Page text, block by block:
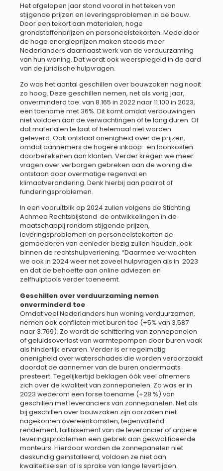
Het afgelopen jaar stond vooral in het teken van
stijgende prijzen en leveringsproblemen in de bouw.
Door een tekort aan materialen, hoge
grondstoffenprijzen en personeelstekorten. Mede door
de hoge energieprijzen maken steeds meer
Nederlanders daarnaast werk van de verduurzaming
van hun woning. Dat wordt ook weerspiegeld in de aard
van de juridische hulpvragen.
Zo was het aantal geschillen over bouwzaken nog nooit
zo hoog. Deze geschillen nemen, net als vorig jaar,
onverminderd toe: van 8.165 in 2022 naar 11.100 in 2023,
een toename met 36%. Dit komt omdat verbouwingen
niet voldoen aan de verwachtingen of te lang duren. Of
dat materialen te laat of helemaal niet worden
geleverd. Ook ontstaat onenigheid over de prijzen,
omdat aannemers de hogere inkoop- en loonkosten
doorberekenen aan klanten. Verder kregen we meer
vragen over verborgen gebreken aan de woning die
ontstaan door overmatige regenval en
klimaatverandering. Denk hierbij aan paalrot of
funderingsproblemen.
In een vooruitblik op 2024 zullen volgens de Stichting
Achmea Rechtsbijstand de ontwikkelingen in de
maatschappij rondom stijgende prijzen,
leveringsproblemen en personeelstekorten de
gemoederen van eenieder bezig zullen houden, ook
binnen de rechtshulpverlening. “Daarmee verwachten
we ook in 2024 weer net zoveel hulpvragen als in 2023
en dat de behoefte aan online adviezen en
zelfhulptools verder toeneemt.
Geschillen over verduurzaming nemen
onverminderd toe
Omdat veel Nederlanders hun woning verduurzamen,
nemen ook conflicten met buren toe (+5% van 3.587
naar 3.769). Zo wordt de schittering van zonnepanelen
of geluidsoverlast van warmtepompen door buren vaak
als hinderlijk ervaren. Verder is er regelmatig
onenigheid over waterschades die worden veroorzaakt
doordat de aannemer van de buren ondermaats
presteert. Tegelijkertijd beklagen óók veel afnemers
zich over de kwaliteit van zonnepanelen. Zo was er in
2023 wederom een forse toename (+28 %) van
geschillen met leveranciers van zonnepanelen. Net als
bij geschillen over bouwzaken zijn oorzaken niet
nagekomen overeenkomsten, tegenvallend
rendement, faillissement van de leverancier of andere
leveringsproblemen een gebrek aan gekwalificeerde
monteurs. Hierdoor worden de zonnepanelen niet
deskundig geïnstalleerd, voldoen ze niet aan
kwaliteitseisen of is sprake van lange levertijden.